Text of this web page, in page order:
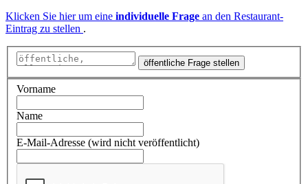
Klicken Sie hier um eine individuelle Frage an den Restaurant-
Eintrag zu stellen .
öffentliche Frage stellen
Vorname
Name
E-Mail-Adresse (wird nicht veröffentlicht)